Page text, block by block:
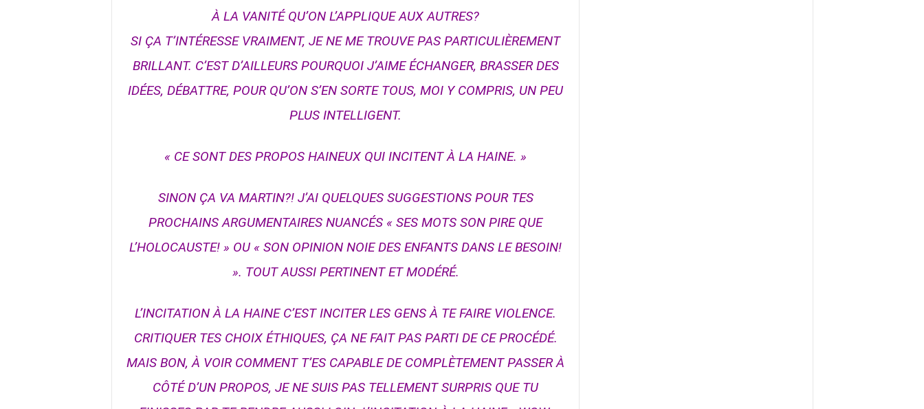
À LA VANITÉ QU’ON L’APPLIQUE AUX AUTRES?
SI ÇA T’INTÉRESSE VRAIMENT, JE NE ME TROUVE PAS PARTICULIÈREMENT
BRILLANT. C’EST D’AILLEURS POURQUOI J’AIME ÉCHANGER, BRASSER DES
IDÉES, DÉBATTRE, POUR QU’ON S’EN SORTE TOUS, MOI Y COMPRIS, UN PEU
PLUS INTELLIGENT.
« CE SONT DES PROPOS HAINEUX QUI INCITENT À LA HAINE. »
SINON ÇA VA MARTIN?! J’AI QUELQUES SUGGESTIONS POUR TES
PROCHAINS ARGUMENTAIRES NUANCÉS « SES MOTS SON PIRE QUE
L’HOLOCAUSTE! » OU « SON OPINION NOIE DES ENFANTS DANS LE BESOIN!
». TOUT AUSSI PERTINENT ET MODÉRÉ.
L’INCITATION À LA HAINE C’EST INCITER LES GENS À TE FAIRE VIOLENCE.
CRITIQUER TES CHOIX ÉTHIQUES, ÇA NE FAIT PAS PARTI DE CE PROCÉDÉ.
MAIS BON, À VOIR COMMENT T’ES CAPABLE DE COMPLÈTEMENT PASSER À
CÔTÉ D’UN PROPOS, JE NE SUIS PAS TELLEMENT SURPRIS QUE TU